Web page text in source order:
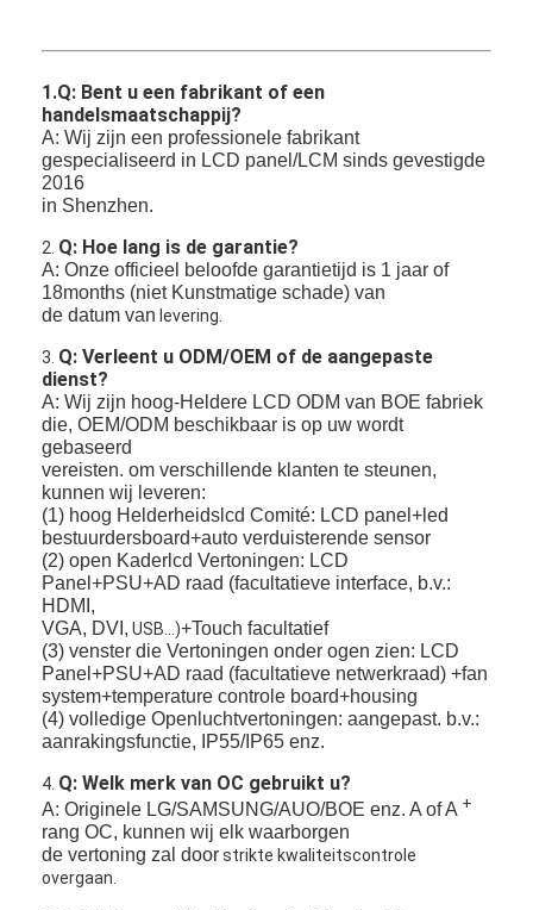
1.Q: Bent u een fabrikant of een
handelsmaatschappij?
A: Wij zijn een professionele fabrikant
gespecialiseerd in LCD panel/LCM sinds gevestigde
2016
in Shenzhen.
2. Q: Hoe lang is de garantie?
A: Onze officieel beloofde garantietijd is 1 jaar of
18months (niet Kunstmatige schade) van
de datum van levering.
3. Q: Verleent u ODM/OEM of de aangepaste
dienst?
A: Wij zijn hoog-Heldere LCD ODM van BOE fabriek
die, OEM/ODM beschikbaar is op uw wordt
gebaseerd
vereisten. om verschillende klanten te steunen,
kunnen wij leveren:
(1) hoog Helderheidslcd Comité: LCD panel+led
bestuurdersboard+auto verduisterende sensor
(2) open Kaderlcd Vertoningen: LCD
Panel+PSU+AD raad (facultatieve interface, b.v.:
HDMI,
VGA, DVI, USB…)+Touch facultatief
(3) venster die Vertoningen onder ogen zien: LCD
Panel+PSU+AD raad (facultatieve netwerkraad) +fan
system+temperature controle board+housing
(4) volledige Openluchtvertoningen: aangepast. b.v.:
aanrakingsfunctie, IP55/IP65 enz.
4. Q: Welk merk van OC gebruikt u?
A: Originele LG/SAMSUNG/AUO/BOE enz. A of A +
rang OC, kunnen wij elk waarborgen
de vertoning zal doorstrikte kwaliteitscontrole
overgaan.